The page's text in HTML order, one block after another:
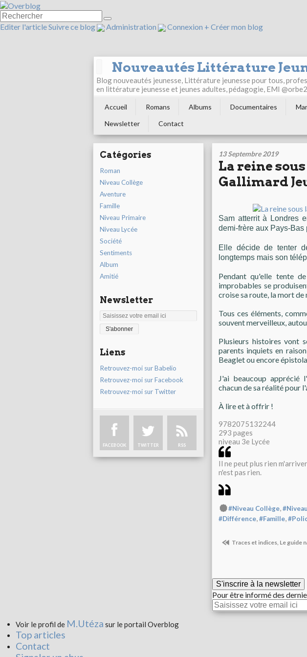
Editer l'articleSuivre ce blog Administration Connexion + Créer mon blog
Nouveautés Littérature
Blog nouveautés jeunesse, Littérature jeunesse pour tous,
en littérature jeunesse et jeunes adultes, pédagogie, EMI
Accueil Romans Albums Documentaires
Newsletter
Contact
Catégories
Roman
Niveau Collège
Aventure
Famille
Niveau Primaire
Niveau Lycée
Société
Sentiments
Album
Amitié
Newsletter
Liens
Retrouvez-moi sur Babelio
Retrouvez-moi sur Facebook
Retrouvez-moi sur Twitter
FACEBOOK TWITTER RSS
13 Septembre 2019
La reine
Gallimard
Sam atterrit à Londres
demi-frère aux Pays-
Elle décide de tenter
longtemps mais son
Pendant qu'elle tente
improbables se
croise sa route, la mort de
Tous ces éléments,
souvent merveilleux,
Plusieurs histoires vont
parents inquiets en
Beaglet ou encore
J'ai beaucoup apprécié
chacun de sa réalité pour
À lire et à offrir !
9782075132244
293 pages
niveau 3e Lycée
Il ne peut plus rien
n'est pas rien.
#Niveau Collège,
#Différence,#Famille,
Traces et indices, Le guide
S'inscrire à la newsletter
Pour être informé des
Voir le profil de M.Utéza sur le portail Overblog
Top articles
Contact